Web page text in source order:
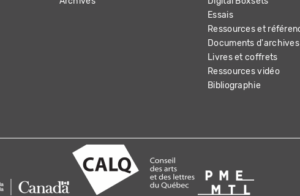
Essais
Ressources et
Documents d'archives
Livres et coffrets
Ressources vidéo
Bibliographie